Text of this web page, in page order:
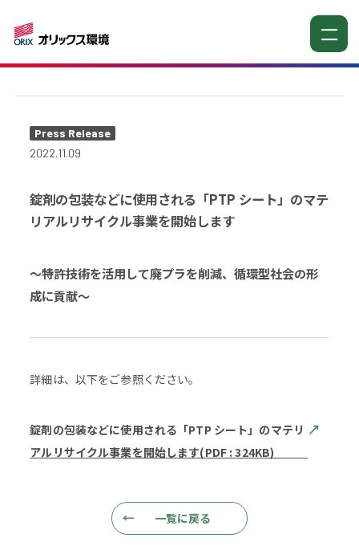
お知らせ
Press Release
2022.11.09
錠剤の包装などに使用される「PTP シート」のマテ
リアルリサイクル事業を開始します
～特許技術を活用して廃プラを削減、循環型社会の形
成に貢献～
詳細は、以下をご参照ください。
錠剤の包装などに使用される「PTP シート」のマテリ
アルリサイクル事業を開始します(PDF : 324KB)
一覧に戻る
& Inquire